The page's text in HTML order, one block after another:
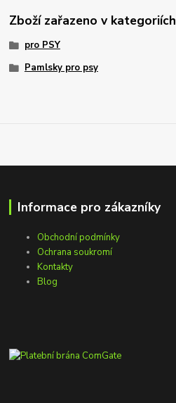
Zboží zařazeno v kategoriích
pro PSY
Pamlsky pro psy
Informace pro zákazníky
Obchodní podmínky
Ochrana soukromí
Kontakty
Blog